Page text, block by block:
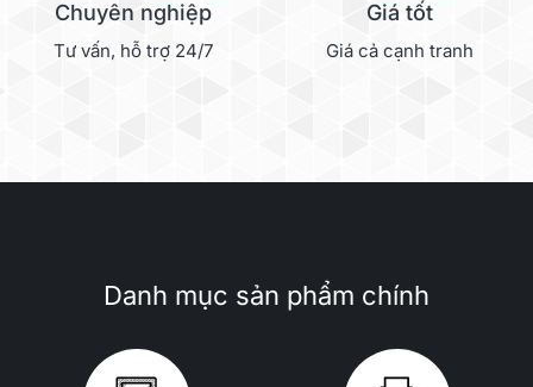
Chuyên nghiệp
Tư vấn, hỗ trợ 24/7
Giá tốt
Giá cả cạnh tranh
Danh mục sản phẩm chính